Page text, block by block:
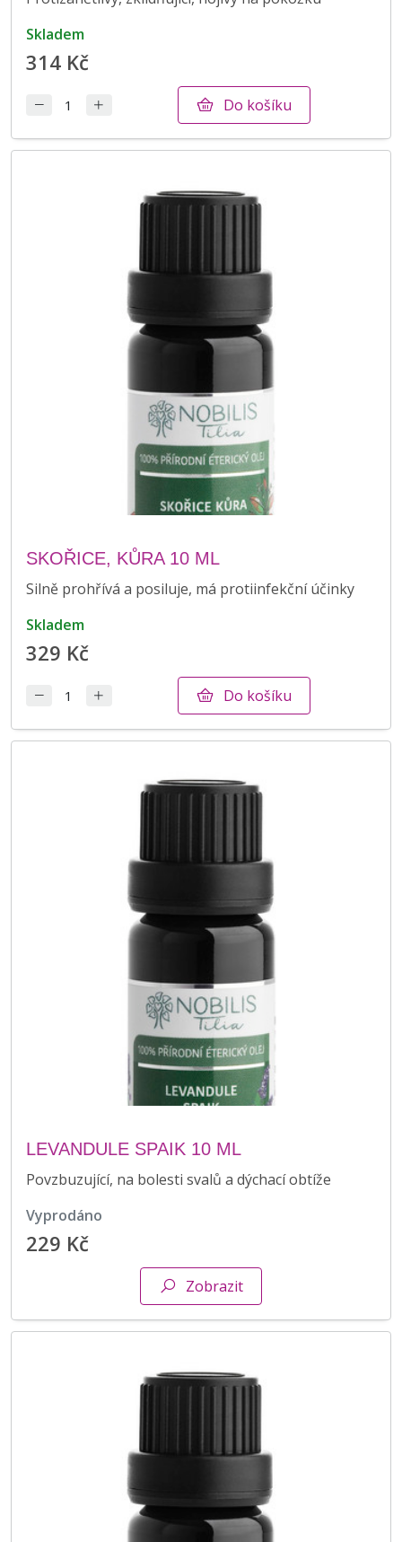
skladem
314 Kč
Do košíku
SKOŘICE, KŮRA 10 ML
Silně prohřívá a posiluje, má protiinfekční účinky
skladem
329 Kč
Do košíku
LEVANDULE SPAIK 10 ML
Povzbuzující, na bolesti svalů a dýchací obtíže
vyprodáno
229 Kč
Zobrazit